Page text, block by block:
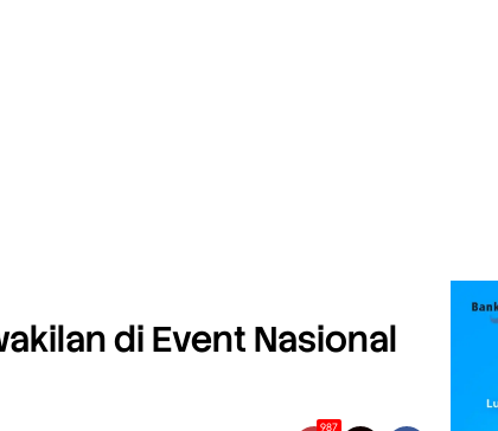
di Event Nasional
987